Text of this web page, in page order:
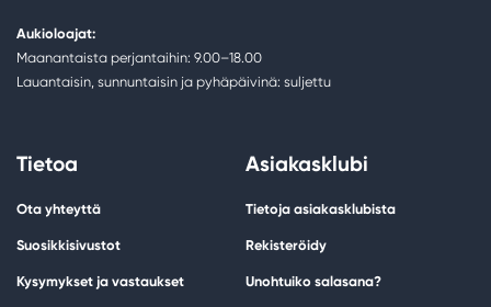
Aukioloajat:
Maanantaista perjantaihin: 9.00–18.00
Lauantaisin, sunnuntaisin ja pyhäpäivinä: suljettu
Tietoa
Ota yhteyttä
Suosikkisivustot
Kysymykset ja vastaukset
Asiakasklubi
Tietoja asiakasklubista
Rekisteröidy
Unohtuiko salasana?